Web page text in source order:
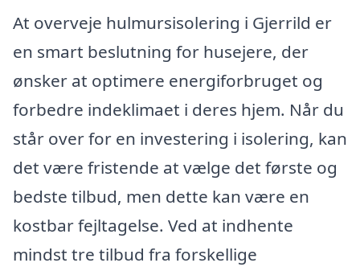
At overveje hulmursisolering i Gjerrild er
en smart beslutning for husejere, der
ønsker at optimere energiforbruget og
forbedre indeklimaet i deres hjem. Når du
står over for en investering i isolering, kan
det være fristende at vælge det første og
bedste tilbud, men dette kan være en
kostbar fejltagelse. Ved at indhente
mindst tre tilbud fra forskellige